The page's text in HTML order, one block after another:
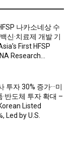
나카소네상 수
신·치료제 개발 기
First HFSP
Research...
자 30% 증가···미
·반도체 투자 확대 –
Listed
Led by U.S.